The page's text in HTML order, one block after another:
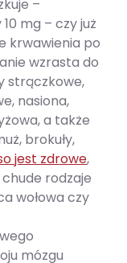
–
mg – czy już
krwawienia po
wzrasta do
strączkowe,
nasiona,
a także
brokuły,
jest zdrowe,
rodzaje
wołowa czy
mózgu